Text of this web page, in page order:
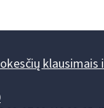
klausimais